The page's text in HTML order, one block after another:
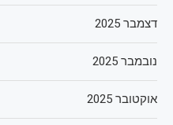
דצמבר 2025
נובמבר 2025
אוקטובר 2025